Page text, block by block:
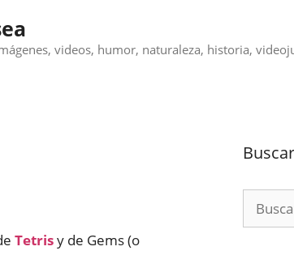
videos, humor, naturaleza, historia,
Tetrisy de Gems (o
Buscar